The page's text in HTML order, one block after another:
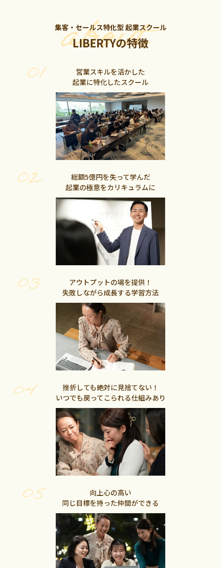
集客・セールス特化型 起業スクール
LIBERTYの特徴
営業スキルを活かした
起業に特化したスクール
総額5億円を失って学んだ
起業の極意をカリキュラムに
アウトプットの場を提供！
失敗しながら成長する学習方法
挫折しても絶対に見捨てない！
いつでも戻ってこられる仕組みあり
向上心の高い
同じ目標を持った仲間ができる